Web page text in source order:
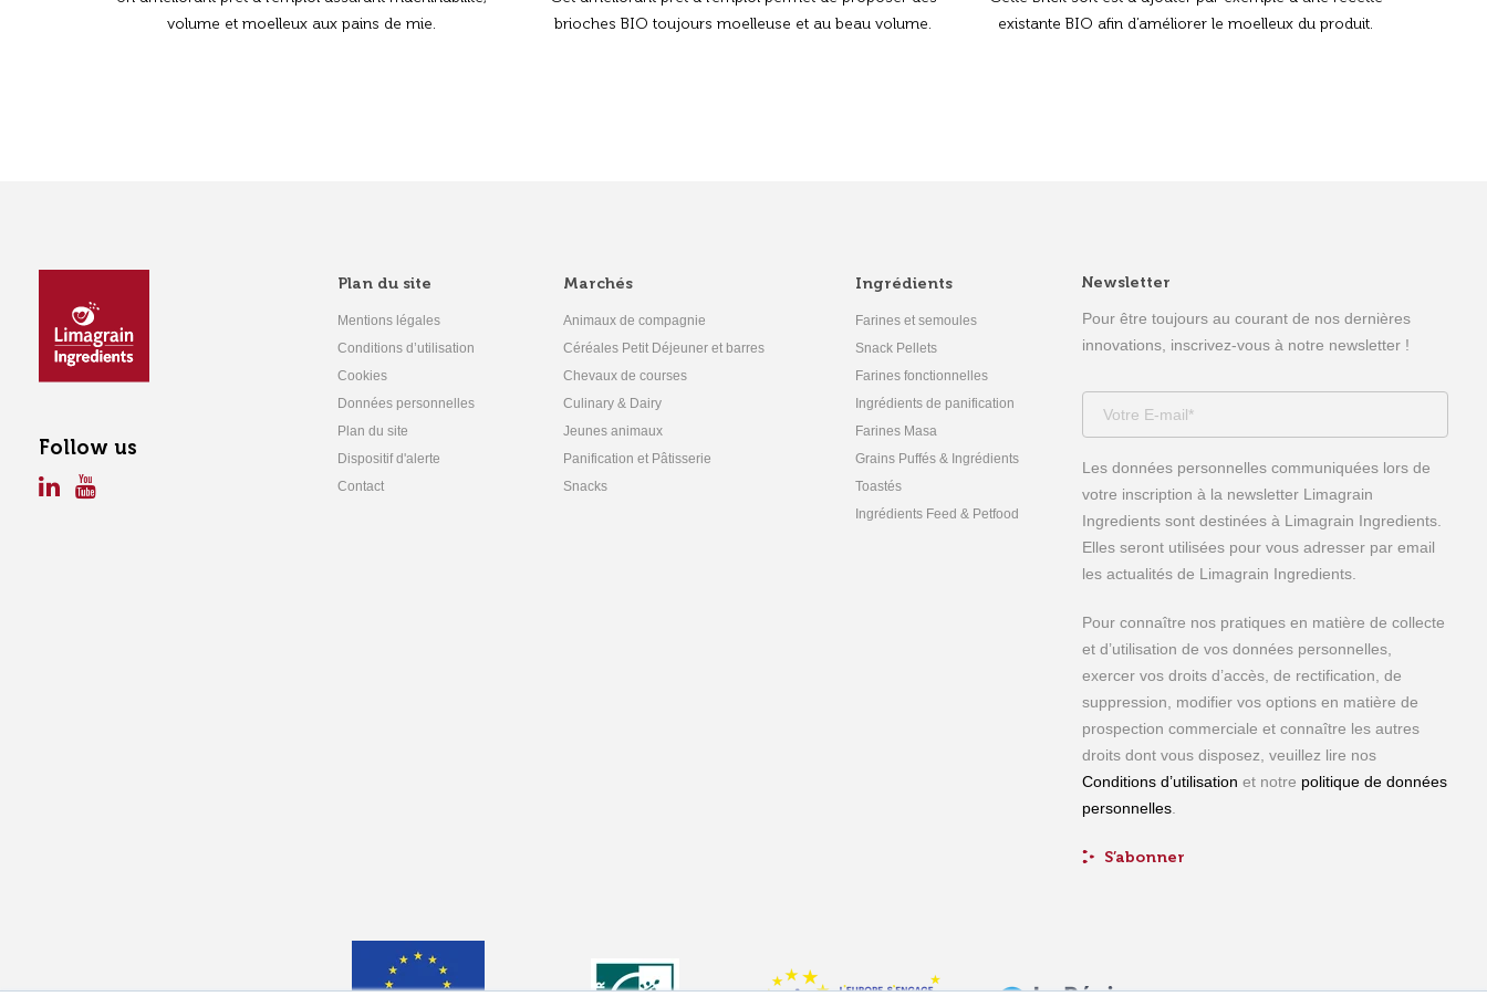
volume et moelleux aux pains de mie.
brioches BIO toujours moelleuse et au beau volume.
existante BIO afin d’améliorer le moelleux du produit.
Follow us
Plan du site
Mentions légales
Conditions d’utilisation
Cookies
Données personnelles
Plan du site
Dispositif d'alerte
Contact
Marchés
Animaux de compagnie
Céréales Petit Déjeuner et barres
Chevaux de courses
Culinary & Dairy
Jeunes animaux
Panification et Pâtisserie
Snacks
Ingrédients
Farines et semoules
Snack Pellets
Farines fonctionnelles
Ingrédients de panification
Farines Masa
Grains Puffés & Ingrédients
Toastés
Ingrédients Feed & Petfood
Newsletter
Pour être toujours au courant de nos dernières
innovations, inscrivez-vous à notre newsletter !
Les données personnelles communiquées lors de
votre inscription à la newsletter Limagrain
Ingredients sont destinées à Limagrain Ingredients.
Elles seront utilisées pour vous adresser par email
les actualités de Limagrain Ingredients.
Pour connaître nos pratiques en matière de collecte
et d’utilisation de vos données personnelles,
exercer vos droits d’accès, de rectification, de
suppression, modifier vos options en matière de
prospection commerciale et connaître les autres
droits dont vous disposez, veuillez lire nos
Conditions d’utilisation et notre politique de données
personnelles.